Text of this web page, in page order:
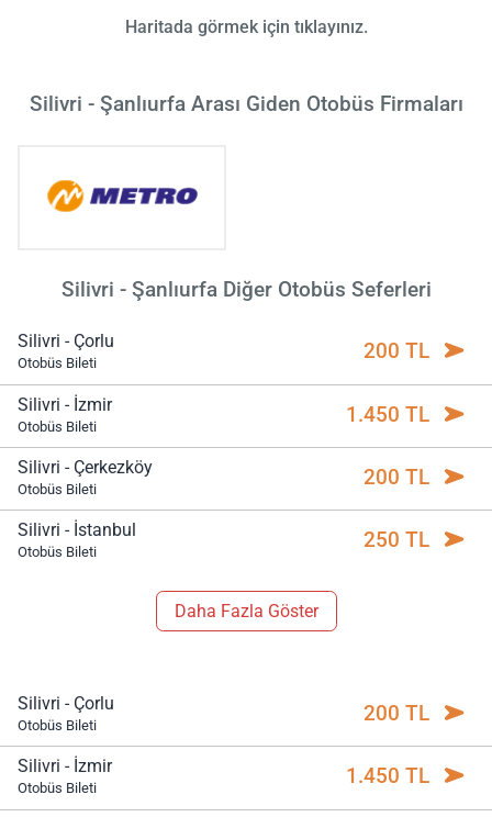
Haritada görmek için tıklayınız.
Silivri - Şanlıurfa Arası Giden Otobüs Firmaları
Silivri - Şanlıurfa Diğer Otobüs Seferleri
Silivri - Çorlu
Otobüs Bileti 200 TL
Silivri - İzmir
Otobüs Bileti 1.450 TL
Silivri - Çerkezköy
Otobüs Bileti 200 TL
Silivri - İstanbul
Otobüs Bileti 250 TL
Daha Fazla Göster
Silivri - Çorlu
Otobüs Bileti 200 TL
Silivri - İzmir
Otobüs Bileti 1.450 TL